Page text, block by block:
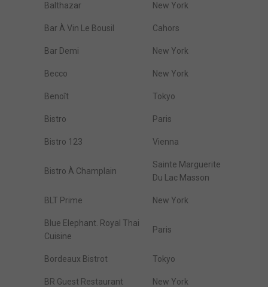
Balthazar New York
Bar À Vin Le Bousil Cahors
Bar Demi New York
Becco New York
Benoît Tokyo
Bistro Paris
Bistro 123 Vienna
Bistro À Champlain
Sainte Marguerite
Du Lac Masson
BLT Prime New York
Blue Elephant. Royal Thai
Cuisine
Paris
Bordeaux Bistrot Tokyo
BR Guest Restaurant New York